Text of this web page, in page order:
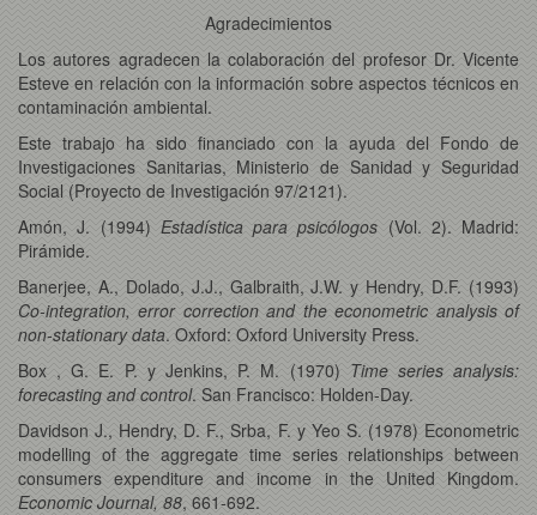
Agradecimientos
Los autores agradecen la colaboración del profesor Dr. Vicente
Esteve en relación con la información sobre aspectos técnicos en
contaminación ambiental.
Este trabajo ha sido financiado con la ayuda del Fondo de
Investigaciones Sanitarias, Ministerio de Sanidad y Seguridad
Social (Proyecto de Investigación 97/2121).
Amón, J. (1994) Estadística para psicólogos (Vol. 2). Madrid:
Pirámide.
Banerjee, A., Dolado, J.J., Galbraith, J.W. y Hendry, D.F. (1993)
Co-integration, error correction and the econometric analysis of
non-stationary data. Oxford: Oxford University Press.
Box , G. E. P. y Jenkins, P. M. (1970) Time series analysis:
forecasting and control. San Francisco: Holden-Day.
Davidson J., Hendry, D. F., Srba, F. y Yeo S. (1978) Econometric
modelling of the aggregate time series relationships between
consumers expenditure and income in the United Kingdom.
Economic Journal, 88, 661-692.